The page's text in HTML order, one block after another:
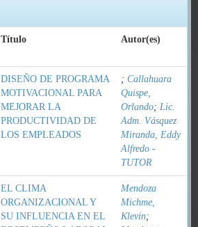
Título Autor(es)
DISEÑO DE PROGRAMA
MOTIVACIONAL PARA
MEJORAR LA
PRODUCTIVIDAD DE
LOS EMPLEADOS
; Callahuara
Quispe,
Orlando; Lic.
Adm. Vásquez
Miranda, Eddy
Alfredo -
TUTOR
EL CLIMA
ORGANIZACIONAL Y
SU INFLUENCIA EN EL
Mendoza
Michme,
Klevin;